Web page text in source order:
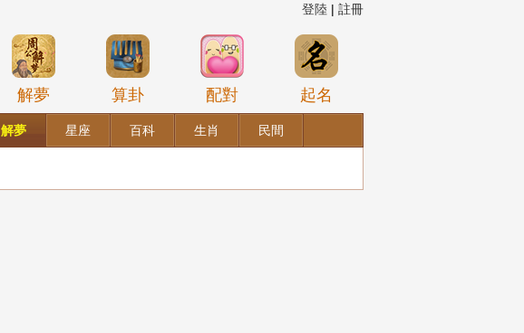
登陸 | 註冊
解夢 算卦 配對 起名
解夢 星座 百科 生肖 民間